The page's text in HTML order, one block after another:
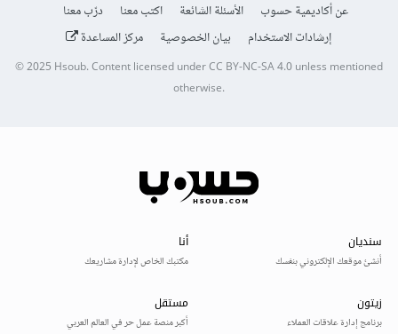
عن أكاديمية حسوب الأسئلة الشائعة اكتب معنا
درّب معنا
إرشادات الاستخدام
بيان الخصوصية مركز المساعدة
© 2025Hsoub.Content licensed underCC BY-NC-SA 4.0unless mentioned
otherwise.